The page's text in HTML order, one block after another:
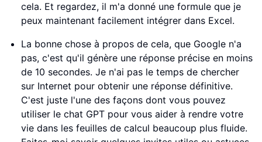
cela. Et regardez, il m'a donné une formule que je
peux maintenant facilement intégrer dans Excel.
La bonne chose à propos de cela, que Google n'a
pas, c'est qu'il génère une réponse précise en moins
de 10 secondes. Je n'ai pas le temps de chercher
sur Internet pour obtenir une réponse définitive.
C'est juste l'une des façons dont vous pouvez
utiliser le chat GPT pour vous aider à rendre votre
vie dans les feuilles de calcul beaucoup plus fluide.